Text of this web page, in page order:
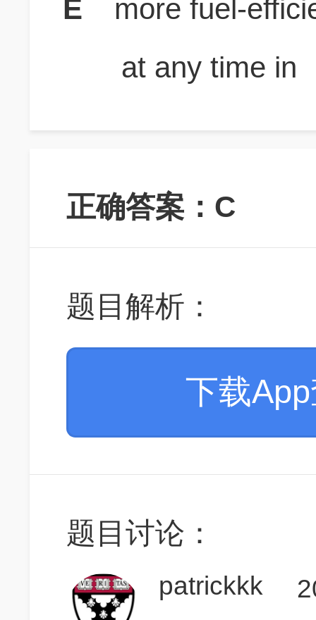
E
more fuel-
at any time in
正确答案：C
题目解析：
下载
题目讨论：
patrickkk